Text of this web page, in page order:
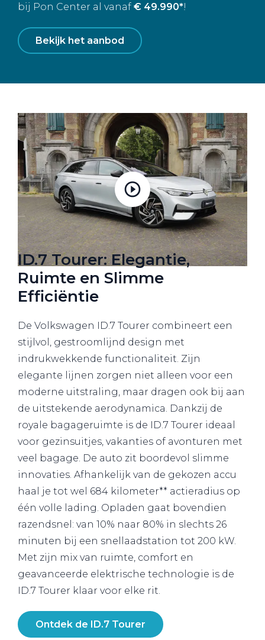
bij Pon Center al vanaf € 49.990*!
Bekijk het aanbod
ID.7 Tourer: Elegantie,
Ruimte en Slimme
Efficiëntie
De Volkswagen ID.7 Tourer combineert een
stijlvol, gestroomlijnd design met
indrukwekkende functionaliteit. Zijn
elegante lijnen zorgen niet alleen voor een
moderne uitstraling, maar dragen ook bij aan
de uitstekende aerodynamica. Dankzij de
royale bagageruimte is de ID.7 Tourer ideaal
voor gezinsuitjes, vakanties of avonturen met
veel bagage. De auto zit boordevol slimme
innovaties. Afhankelijk van de gekozen accu
haal je tot wel 684 kilometer** actieradius op
één volle lading. Opladen gaat bovendien
razendsnel: van 10% naar 80% in slechts 26
minuten bij een snellaadstation tot 200 kW.
Met zijn mix van ruimte, comfort en
geavanceerde elektrische technologie is de
ID.7 Tourer klaar voor elke rit.
Ontdek de ID.7 Tourer